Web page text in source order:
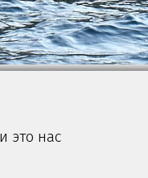
это нас